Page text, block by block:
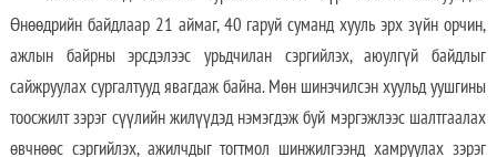
Өнөөдрийн байдлаар 21 аймаг, 40 гаруй суманд хууль эрх зүйн орчин,
ажлын байрны эрсдэлээс урьдчилан сэргийлэх, аюулгүй байдлыг
сайжруулах сургалтууд явагдаж байна. Мөн шинэчилсэн хуульд уушгины
тоосжилт зэрэг сүүлийн жилүүдэд нэмэгдэж буй мэргэжлээс шалтгаалах
өвчнөөс сэргийлэх, ажилчдыг тогтмол шинжилгээнд хамруулах зэрэг